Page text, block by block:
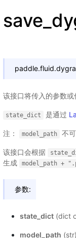
该接口将传入的参数
state_dict 是通过
注： model_path 不
该接口会根据
生成 model_path +
参数:
state_dict(dict
model_path